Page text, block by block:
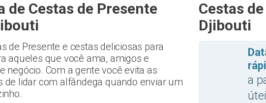
de Cestas de Presente
de Presente e cestas deliciosas para
aqueles que você ama, amigos e
negócio. Com a gente você evita as
de lidar com alfândega quando enviar um
Cestas
Djibouti
a